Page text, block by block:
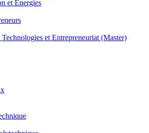
et Énergies
et Entrepreneuriat (Master)